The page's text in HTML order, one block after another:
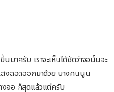
าครับ เราจะเห็นได้ชัดว่าจอนั้นจะ
สงลอดออกมาด้วย บางคนนูน
จอ ก็สุดแล้วแต่ครับ